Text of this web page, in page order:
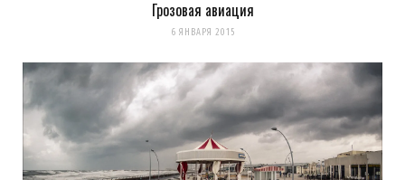
Грозовая авиация
6 ЯНВАРЯ 2015